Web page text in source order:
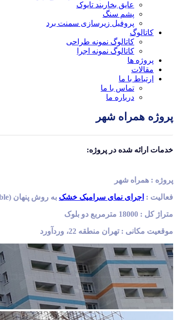
عایق بخاربند تایوک
پشم سنگ
پروفیل زیرسازی سمنت برد
کاتالوگ
کاتالوگ نمونه طراحی
کاتالوگ نمونه اجرا
پروژه ها
مقالات
ارتباط با ما
تماس با ما
درباره ما
پروژه همراه شهر
خدمات ارائه شده در پروژه:
پروژه : همراه شهر
فعالیت : اجرای نمای سرامیک خشک به روش پنهان (Invisible)
متراژ کل : 18000 مترمربع دو بلوک
موقعیت مکانی : تهران منطقه 22، وردآورد